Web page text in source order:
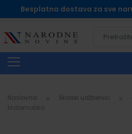
Besplatna dostava za sve
Naslovna Školski udžbenici